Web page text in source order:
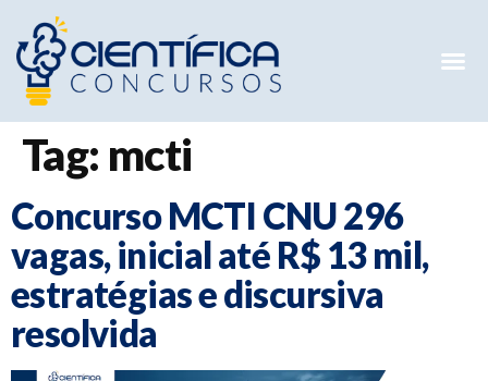
Tag: mcti
Concurso MCTI CNU 296
vagas, inicial até R$ 13 mil,
estratégias e discursiva
resolvida